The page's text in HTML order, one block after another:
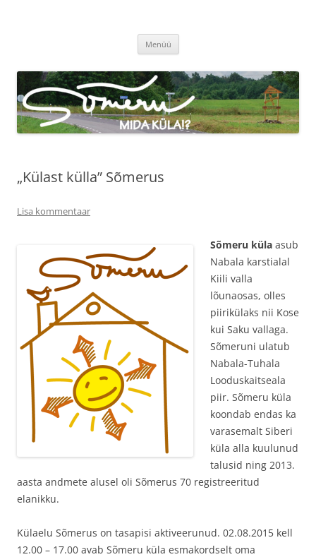
Menüü Liigu
juurde
„Külast külla” Sõmerus
Lisa kommentaar
Sõmeru küla asub
Nabala karstialal
Kiili valla
lõunaosas, olles
piirikülaks nii Kose
kui Saku vallaga.
Sõmeruni ulatub
Nabala-Tuhala
Looduskaitseala
piir. Sõmeru küla
koondab endas ka
varasemalt Siberi
küla alla kuulunud
talusid ning 2013.
aasta andmete alusel oli Sõmerus 70 registreeritud
elanikku.
Külaelu Sõmerus on tasapisi aktiveerunud. 02.08.2015 kell
12.00 – 17.00 avab Sõmeru küla esmakordselt oma